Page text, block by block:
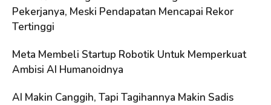
Pekerjanya, Meski Pendapatan Mencapai Rekor
Tertinggi
Meta Membeli Startup Robotik Untuk Memperkuat
Ambisi AI Humanoidnya
AI Makin Canggih, Tapi Tagihannya Makin Sadis